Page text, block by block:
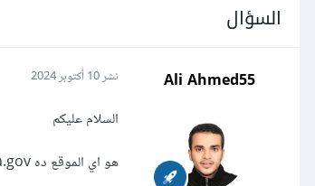
السؤال
Ali Ahmed55 نشر10 أكتوبر 2024
السلام عليكم
هو اي الموقع ده Data.gov ؟